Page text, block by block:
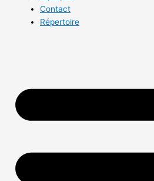
Contact
Répertoire